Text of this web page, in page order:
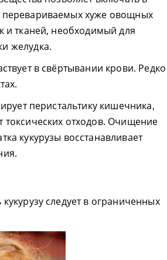
хуже овощных
и тканей, необходимый для
желудка.
в свёртывании крови. Редко
перистальтику кишечника,
отходов. Очищение
кукурузы восстанавливает
следует в ограниченных